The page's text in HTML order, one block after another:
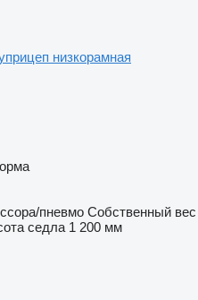
низкорамная
пневмо Собственный вес
седла 1 200 мм